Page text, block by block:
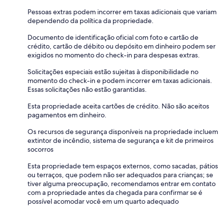
Pessoas extras podem incorrer em taxas adicionais que variam
dependendo da política da propriedade.
Documento de identificação oficial com foto e cartão de
crédito, cartão de débito ou depósito em dinheiro podem ser
exigidos no momento do check-in para despesas extras.
Solicitações especiais estão sujeitas à disponibilidade no
momento do check-in e podem incorrer em taxas adicionais.
Essas solicitações não estão garantidas.
Esta propriedade aceita cartões de crédito. Não são aceitos
pagamentos em dinheiro.
Os recursos de segurança disponíveis na propriedade incluem
extintor de incêndio, sistema de segurança e kit de primeiros
socorros
Esta propriedade tem espaços externos, como sacadas, pátios
ou terraços, que podem não ser adequados para crianças; se
tiver alguma preocupação, recomendamos entrar em contato
com a propriedade antes da chegada para confirmar se é
possível acomodar você em um quarto adequado